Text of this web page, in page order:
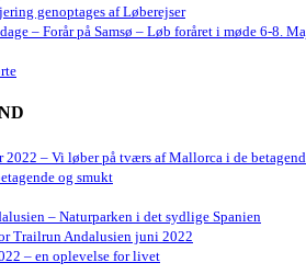
genoptages af Løberejser
– Forår på Samsø – Løb foråret i møde 6-8.
– Vi løber på tværs af Mallorca i de
og smukt
– Naturparken i det sydlige Spanien
Trailrun Andalusien juni 2022
– en oplevelse for livet